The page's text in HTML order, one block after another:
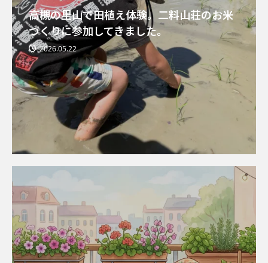
高槻の里山で田植え体験。二料山荘のお米
づくりに参加してきました。
2026.05.22